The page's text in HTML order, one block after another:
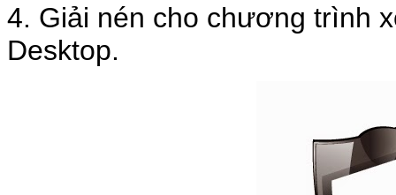
4. Giải nén cho chương trình
Desktop.